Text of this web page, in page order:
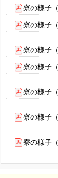
寮の様子
寮の様子
寮の様子
寮の様子
寮の様子
寮の様子
寮の様子